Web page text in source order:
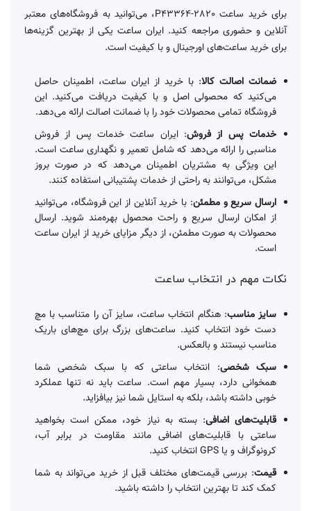
برای خرید ساعت P43364-2820، می‌توانید به فروشگاه‌های معتبر
آنلاین و حضوری مراجعه کنید. ایران ساعت یکی از بهترین گزینه‌ها
برای خرید ساعت‌های اورجینال و با کیفیت است.
ضمانت اصالت کالا: با خرید از ایران ساعت، اطمینان حاصل
می‌کنید که محصولی اصل و با کیفیت دریافت می‌کنید. این
فروشگاه تمامی محصولات خود را با ضمانت اصالت ارائه می‌دهد.
خدمات پس از فروش: ایران ساعت خدمات پس از فروش
مناسبی را ارائه می‌دهد که شامل تعمیر و نگهداری ساعت است.
این ویژگی به مشتریان اطمینان می‌دهد که در صورت بروز
مشکل، می‌توانند به راحتی از خدمات پشتیبانی استفاده کنند.
ارسال سریع و مطمئن: با خرید آنلاین از این فروشگاه، می‌توانید
از امکان ارسال سریع و راحت محصول بهره‌مند شوید. ارسال
محصولات به صورت مطمئن، از دیگر مزایای خرید از ایران ساعت
است.
نکات مهم در انتخاب ساعت
سایز مناسب: هنگام انتخاب ساعت، سایز آن را متناسب با مچ
دست خود انتخاب کنید. ساعت‌های بزرگ برای مچ‌های باریک
مناسب نیستند و بالعکس.
سبک شخصی: انتخاب ساعتی که با سبک شخصی شما
همخوانی دارد، بسیار مهم است. ساعت باید نه تنها عملکرد
خوبی داشته باشد، بلکه به استایل شما نیز بیافزاید.
قابلیت‌های اضافی: بسته به نیاز خود، ممکن است بخواهید
ساعتی با قابلیت‌های اضافی مانند مقاومت در برابر آب،
کرونوگراف و یا GPS انتخاب کنید.
قیمت: بررسی قیمت‌های مختلف قبل از خرید می‌تواند به شما
کمک کند تا بهترین انتخاب را داشته باشید.